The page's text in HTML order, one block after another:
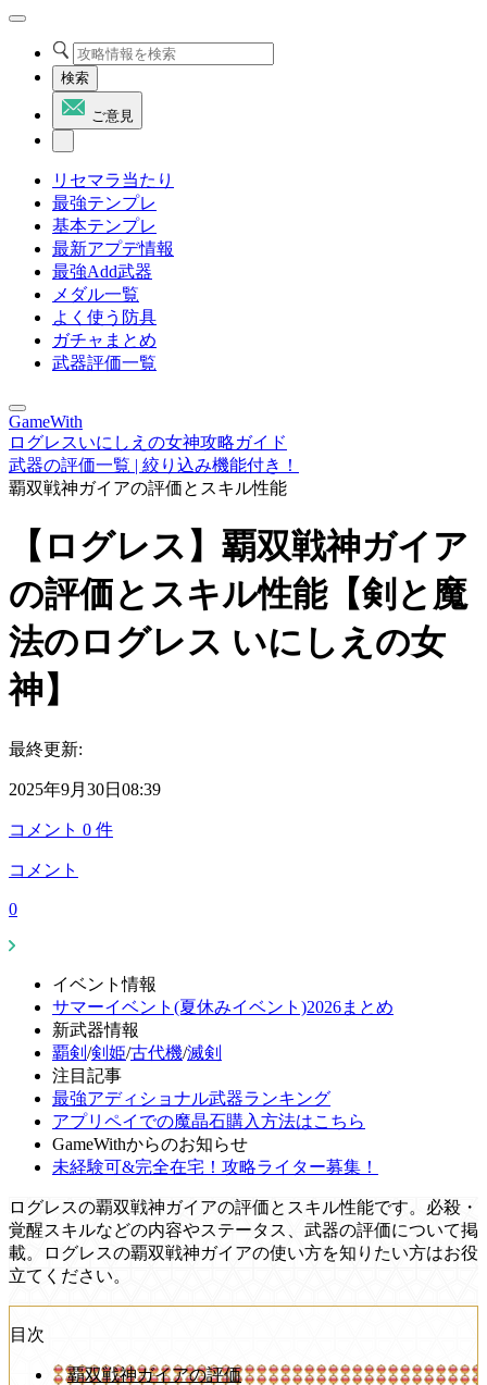
検索
ご意見
リセマラ当たり
最強テンプレ
基本テンプレ
最新アプデ情報
最強Add武器
メダル一覧
よく使う防具
ガチャまとめ
武器評価一覧
GameWith
ログレスいにしえの女神攻略ガイド
武器の評価一覧 | 絞り込み機能付き！
覇双戦神ガイアの評価とスキル性能
【ログレス】覇双戦神ガイア
の評価とスキル性能【剣と魔
法のログレス いにしえの女
神】
最終更新:
2025年9月30日08:39
コメント 0 件
コメント
0
イベント情報
サマーイベント(夏休みイベント)2026まとめ
新武器情報
覇剣 /剣姫/古代機/滅剣
注目記事
最強アディショナル武器ランキング
アプリペイでの魔晶石購入方法はこちら
GameWithからのお知らせ
未経験可&完全在宅！攻略ライター募集！
ログレスの覇双戦神ガイアの評価とスキル性能です。必殺・
覚醒スキルなどの内容やステータス、武器の評価について掲
載。ログレスの覇双戦神ガイアの使い方を知りたい方はお役
立てください。
目次
覇双戦神ガイアの評価